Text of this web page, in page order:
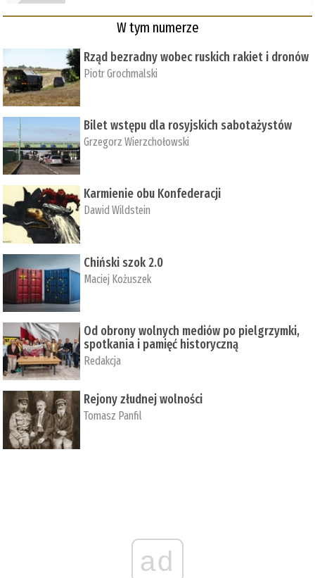
W tym numerze
Rząd bezradny wobec ruskich rakiet i dronów
Piotr Grochmalski
Bilet wstępu dla rosyjskich sabotażystów
Grzegorz Wierzchołowski
Karmienie obu Konfederacji
Dawid Wildstein
Chiński szok 2.0
Maciej Kożuszek
Od obrony wolnych mediów po pielgrzymki,
spotkania i pamięć historyczną
Redakcja
Rejony złudnej wolności
Tomasz Panfil
ad